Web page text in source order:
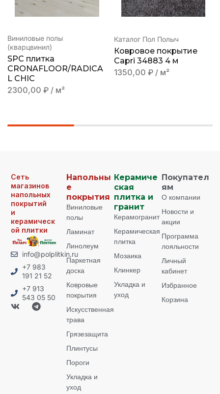
Виниловые полы
(кварцвинил)
SPC плитка
CRONAFLOOR/RADICA
L CHIC
2300,00 ₽ / м²
Каталог Пол Полыч
Ковровое покрытие
Capri 34883 4 м
1350,00 ₽ / м²
Сеть
магазинов
напольных
покрытий
и
керамическ
ой плитки
info@polplitkin.ru
+7 983
191 21 52
+7 913
543 05 50
Напольны
е
покрытия
Виниловые
полы
Ламинат
Линолеум
Паркетная
доска
Ковровые
покрытия
Искусственная
трава
Грязезащита
Плинтусы
Пороги
Укладка и
уход
Керамиче
ская
плитка и
гранит
Керамогранит
Керамическая
плитка
Мозаика
Клинкер
Укладка и
уход
Покупател
ям
О компании
Новости и
акции
Программа
лояльности
Личный
кабинет
Избранное
Корзина